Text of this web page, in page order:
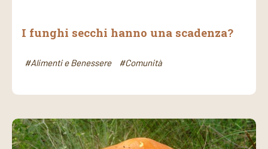
I funghi secchi hanno una scadenza?
#Alimenti e Benessere #Comunità